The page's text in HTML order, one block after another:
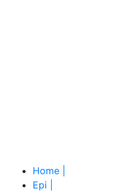
Home
Epi